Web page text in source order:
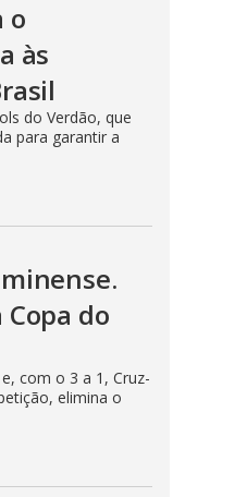
o
às
do Verdão, que
para garantir a
do
com o 3 a 1, Cruz-
elimina o